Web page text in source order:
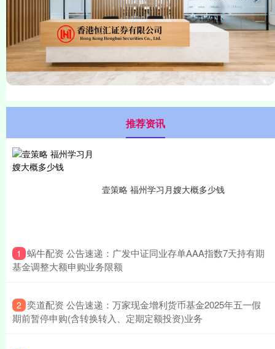
推荐资讯
壹策略 福州学习月嫂大概多少钱
1 ​蜗牛配资 公告速递：广发中证同业存单AAA指数7天持有期
基金调整大额申购业务限额
2 ​奕道配资 公告速递：万家现金增利货币基金2025年五一假
期前暂停申购(含转换转入、定期定额投资)业务